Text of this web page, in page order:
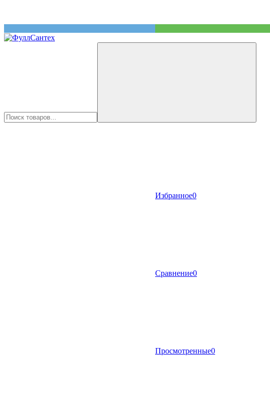
Избранное0
Сравнение0
Просмотренные0